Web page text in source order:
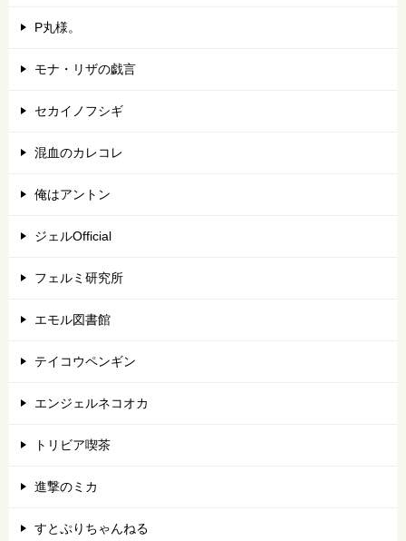
P丸様。
モナ・リザの戯言
セカイノフシギ
混血のカレコレ
俺はアントン
ジェルOfficial
フェルミ研究所
エモル図書館
テイコウペンギン
エンジェルネコオカ
トリビア喫茶
進撃のミカ
すとぷりちゃんねる